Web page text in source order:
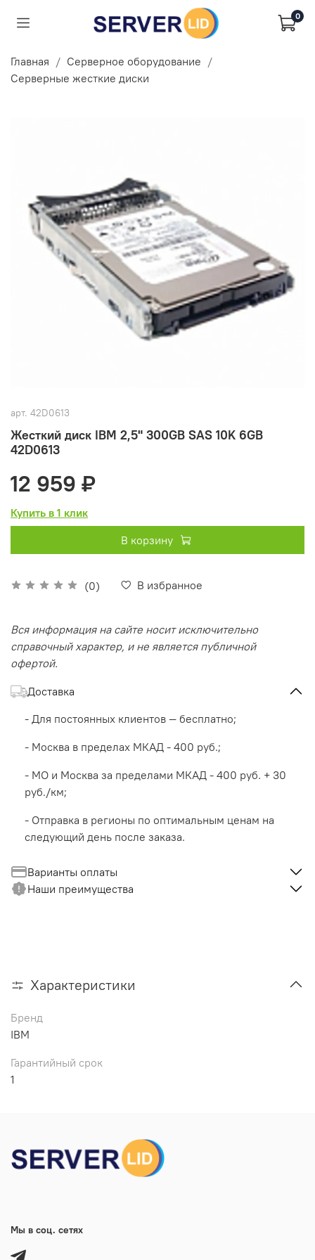
0
Главная
Серверное оборудование
Серверные жесткие диски
арт. 42D0613
Жесткий диск IBM 2,5" 300GB SAS 10K 6GB
42D0613
(0) В избранное
12 959 ₽
Купить в 1 клик
В корзину
Вся информация на сайте носит исключительно
справочный характер, и не является публичной
офертой.
Доставка
- Для постоянных клиентов — бесплатно;
- Москва в пределах МКАД - 400 руб.;
- МО и Москва за пределами МКАД - 400 руб. + 30
руб./км;
- Отправка в регионы по оптимальным ценам на
следующий день после заказа.
Варианты оплаты
Наши преимущества
Характеристики
Бренд
IBM
Гарантийный срок
1
Мы в соц. сетях